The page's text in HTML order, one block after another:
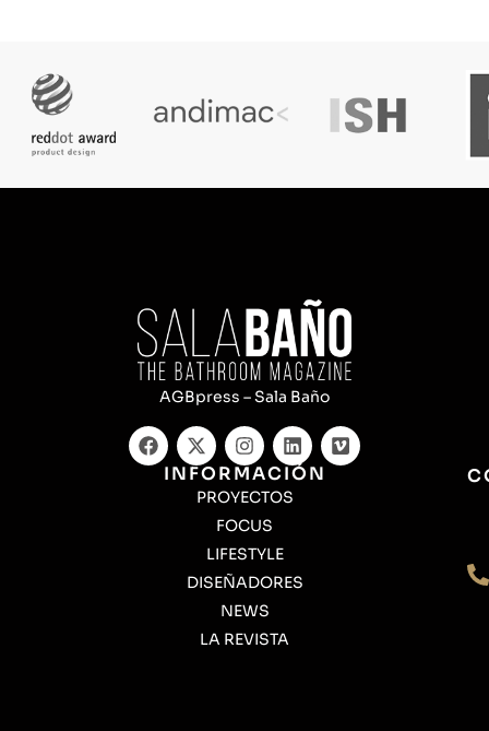
AGBpress – Sala Baño
INFORMACIÓN
PROYECTOS
FOCUS
LIFESTYLE
DISEÑADORES
NEWS
LA REVISTA